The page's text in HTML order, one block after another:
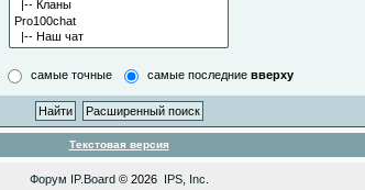
самые точные самые последние вверху
Текстовая версия
Форум IP.Board© 2026 IPS, Inc